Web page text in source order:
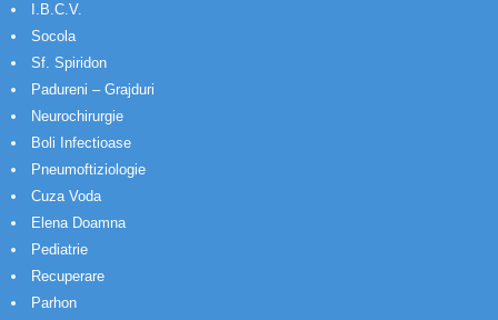
I.B.C.V.
Socola
Sf. Spiridon
Padureni – Grajduri
Neurochirurgie
Boli Infectioase
Pneumoftiziologie
Cuza Voda
Elena Doamna
Pediatrie
Recuperare
Parhon